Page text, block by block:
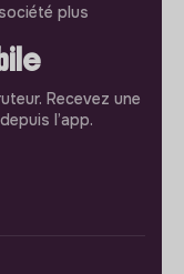
plus
Recevez une
l’app.